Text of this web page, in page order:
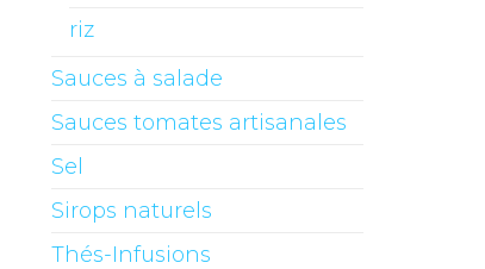
riz
Sauces à salade
Sauces tomates artisanales
Sel
Sirops naturels
Thés-Infusions